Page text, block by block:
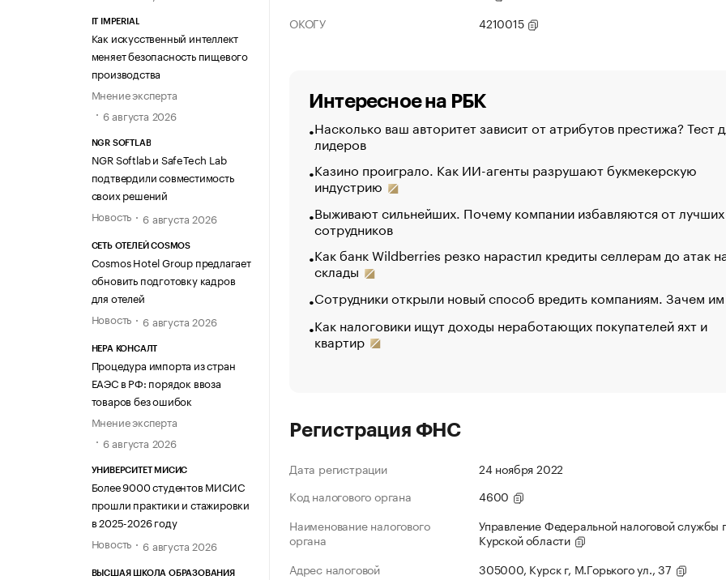
IT IMPERIAL
Как искусственный интеллект
меняет безопасность пищевого
производства
Мнение эксперта
6 августа 2026
NGR SOFTLAB
NGR Softlab и SafeTech Lab
подтвердили совместимость
своих решений
Новость
6 августа 2026
СЕТЬ ОТЕЛЕЙ COSMOS
Cosmos Hotel Group предлагает
обновить подготовку кадров
для отелей
Новость
6 августа 2026
НЕРА КОНСАЛТ
Процедура импорта из стран
ЕАЭС в РФ: порядок ввоза
товаров без ошибок
Мнение эксперта
6 августа 2026
УНИВЕРСИТЕТ МИСИС
Более 9000 студентов МИСИС
прошли практики и стажировки
в 2025-2026 году
Новость
6 августа 2026
ВЫСШАЯ ШКОЛА ОБРАЗОВАНИЯ
ОКОГУ
4210015
Интересное на РБК
Насколько ваш авторитет зависит от атрибутов престижа? Тест
лидеров
Казино проиграло. Как ИИ-агенты разрушают букмекерскую
индустрию
Выживают сильнейших. Почему компании избавляются от лучших
сотрудников
Как банк Wildberries резко нарастил кредиты селлерам до атак
склады
Сотрудники открыли новый способ вредить компаниям. Зачем
Как налоговики ищут доходы неработающих покупателей яхт и
квартир
Регистрация ФНС
Дата регистрации
24 ноября 2022
Код налогового органа
4600
Наименование налогового
органа
Управление Федеральной налоговой службы
Курской области
Адрес налоговой
305000, Курск г, М.Горького ул., 37